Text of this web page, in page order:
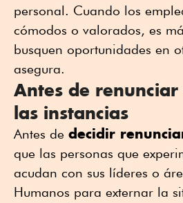
personal. Cuando los
cómodos o valorados, es
busquen oportunidades en
asegura.
Antes de
las instancias
Antes de decidir
que las personas que
acudan con sus líderes o
Humanos para externar la